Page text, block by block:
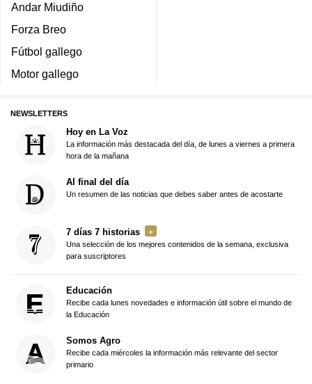
Andar Miudiño
Forza Breo
Fútbol gallego
Motor gallego
NEWSLETTERS
Hoy en La Voz
La información más destacada del día, de lunes a viernes a primera
hora de la mañana
Al final del día
Un resumen de las noticias que debes saber antes de acostarte
7 días 7 historias
Una selección de los mejores contenidos de la semana, exclusiva
para suscriptores
Educación
Recibe cada lunes novedades e información útil sobre el mundo de
la Educación
Somos Agro
Recibe cada miércoles la información más relevante del sector
primario